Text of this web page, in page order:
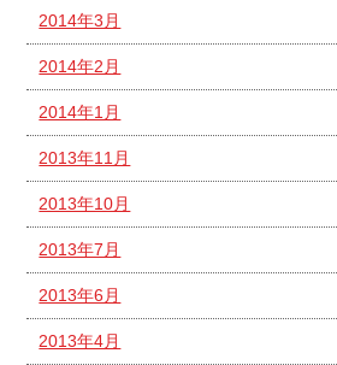
2014年3月
2014年2月
2014年1月
2013年11月
2013年10月
2013年7月
2013年6月
2013年4月